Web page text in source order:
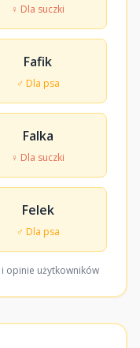
♀ Dla suczki
Fafik
♂ Dla psa
Falka
♀ Dla suczki
Felek
♂ Dla psa
i opinie użytkowników